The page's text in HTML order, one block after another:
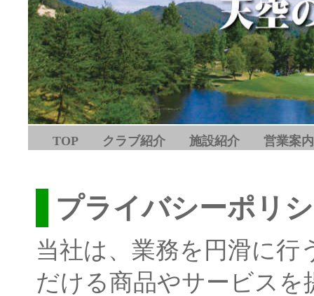
TOP クラブ紹介 施設紹介 営業案内
プライバシーポリ
当社は、業務を円滑に
だける商品やサービス